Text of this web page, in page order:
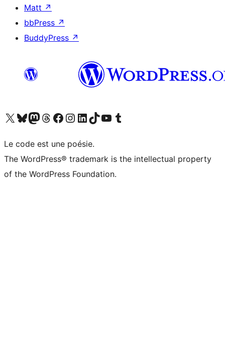
Matt ↗
bbPress ↗
BuddyPress ↗
Visitez notre compte X (précédemment Twitter)
Visiter notre compte Bluesky
Visiter notre compte Mastodon
Visiter notre compte Threads
Consulter notre compte Facebook
Consulter notre compte Instagram
Consulter notre compte LinkedIn
Visiter notre compte TokTok
Visiter notre chaîne YouTube
Visiter notre compte Tumblr
Le code est une poésie.
The WordPress® trademark is the intellectual property
of the WordPress Foundation.